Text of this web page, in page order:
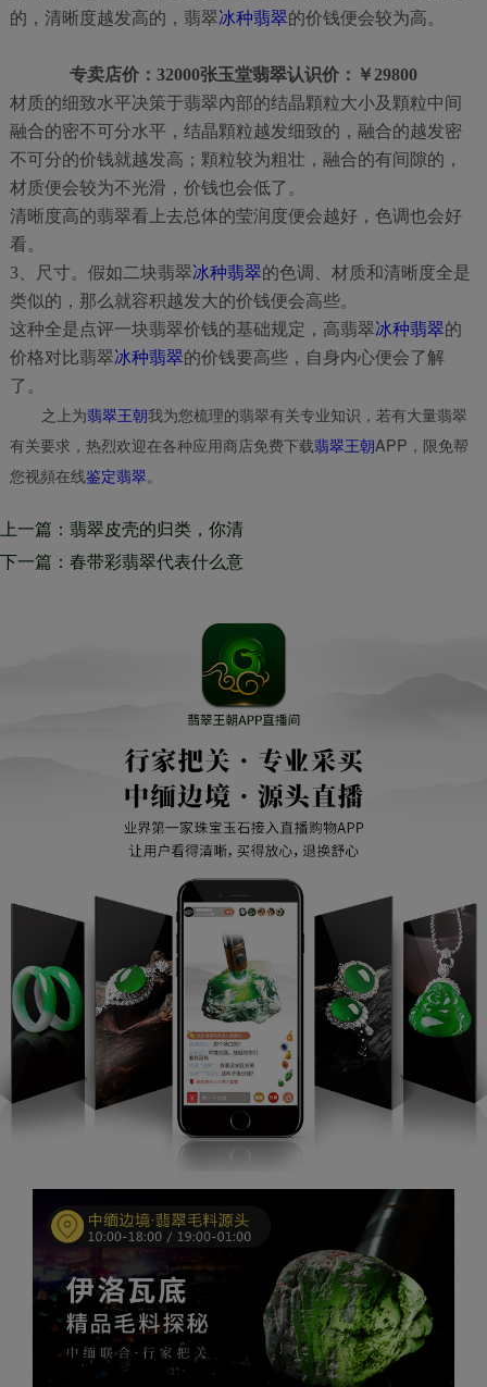
的，清晰度越发高的，翡翠冰种翡翠的价钱便会较为高。
专卖店价：32000张玉堂翡翠认识价：￥29800
材质的细致水平决策于翡翠內部的结晶顆粒大小及顆粒中间
融合的密不可分水平，结晶顆粒越发细致的，融合的越发密
不可分的价钱就越发高；顆粒较为粗壮，融合的有间隙的，
材质便会较为不光滑，价钱也会低了。
清晰度高的翡翠看上去总体的莹润度便会越好，色调也会好
看。
3、尺寸。假如二块翡翠冰种翡翠的色调、材质和清晰度全是
类似的，那么就容积越发大的价钱便会高些。
这种全是点评一块翡翠价钱的基础规定，高翡翠冰种翡翠的
价格对比翡翠冰种翡翠的价钱要高些，自身内心便会了解
了。
之上为翡翠王朝我为您梳理的翡翠有关专业知识，若有大量翡翠
有关要求，热烈欢迎在各种应用商店免费下载翡翠王朝APP，限免帮
您视頻在线鉴定翡翠。
上一篇：翡翠皮壳的归类，你清
楚吗？无需查了，我对你说。
下一篇：春带彩翡翠代表什么意